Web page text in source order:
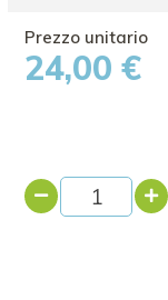
24,00 €